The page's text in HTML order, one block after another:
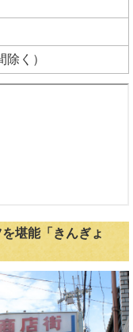
く）
堪能「きんぎょ